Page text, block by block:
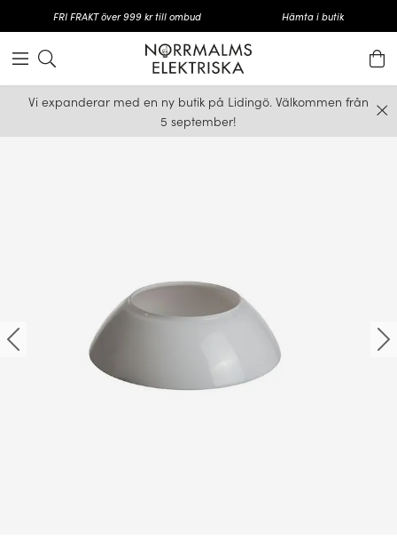
FRI FRAKT över 999 kr till ombud Hämta i butik
Vi expanderar med en ny butik på Lidingö. Välkommen från
5 september!